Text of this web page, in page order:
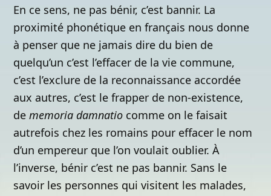
En ce sens, ne pas bénir, c’est bannir. La
proximité phonétique en français nous donne
à penser que ne jamais dire du bien de
quelqu’un c’est l’effacer de la vie commune,
c’est l’exclure de la reconnaissance accordée
aux autres, c’est le frapper de non-existence,
dememoria damnatio comme on le faisait
autrefois chez les romains pour effacer le nom
d’un empereur que l’on voulait oublier. À
l’inverse, bénir c’est ne pas bannir. Sans le
savoir les personnes qui visitent les malades,